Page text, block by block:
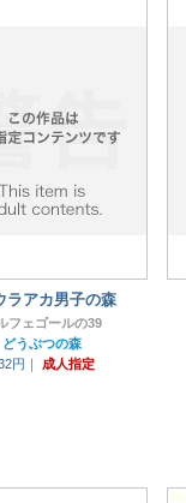
ラアカ男子の森
フェゴールの39
どうぶつの森
円｜
成人指定